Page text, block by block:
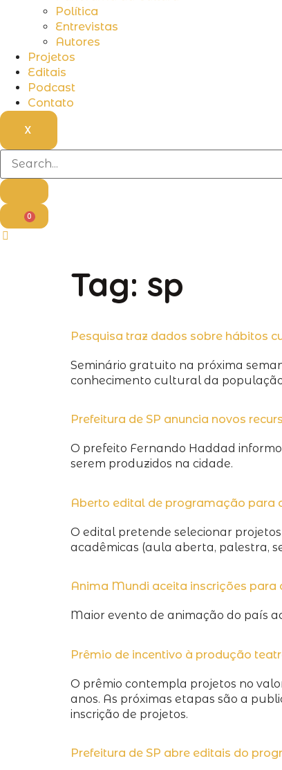
Política
Entrevistas
Autores
Projetos
Editais
Podcast
Contato
X
0
Tag: sp
Pesquisa traz dados sobre hábitos
Seminário gratuito na próxima
conhecimento cultural da
Prefeitura de SP anuncia novos
O prefeito Fernando Haddad
serem produzidos na cidade.
Aberto edital de programação para
O edital pretende selecionar
acadêmicas (aula aberta, palestra,
Anima Mundi aceita inscrições para
Maior evento de animação do país
Prêmio de incentivo à produção
O prêmio contempla projetos no
anos. As próximas etapas são a
inscrição de projetos.
Prefeitura de SP abre editais do